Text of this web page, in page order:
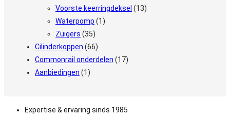
Voorste keerringdeksel (13)
Waterpomp (1)
Zuigers (35)
Cilinderkoppen (66)
Commonrail onderdelen (17)
Aanbiedingen (1)
Expertise & ervaring sinds 1985